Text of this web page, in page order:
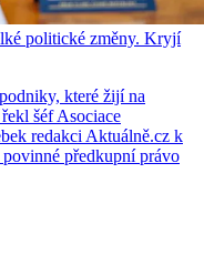
politické změny. Kryjí
které žijí na
šéf Asociace
redakci Aktuálně.cz k
předkupní právo